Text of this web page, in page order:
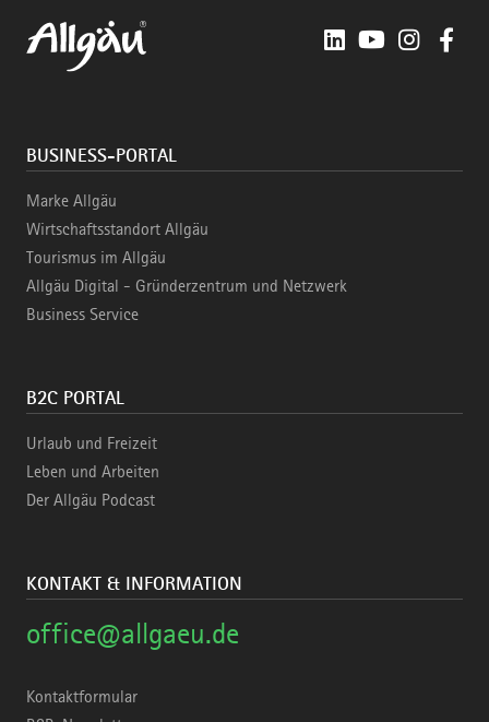
LinkedInYouTube
BUSINESS-PORTAL
Marke Allgäu
Wirtschaftsstandort Allgäu
Tourismus im Allgäu
Allgäu Digital - Gründerzentrum und Netzwerk
Business Service
B2C PORTAL
Urlaub und Freizeit
Leben und Arbeiten
Der Allgäu Podcast
KONTAKT & INFORMATION
office@allgaeu.de
Kontaktformular